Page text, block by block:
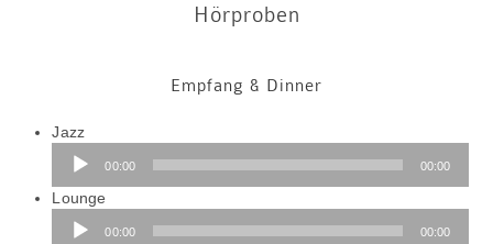
Hörproben
Empfang & Dinner
JazzAudio-
00:00 00:00
Lounge
00:00 00:00